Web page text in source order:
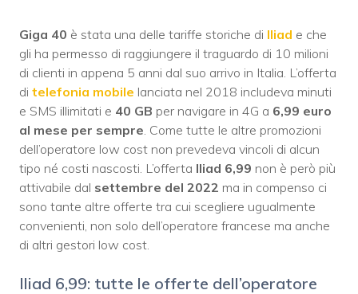
Giga 40 è stata una delle tariffe storiche di Iliad e che
gli ha permesso di raggiungere il traguardo di 10 milioni
di clienti in appena 5 anni dal suo arrivo in Italia. L’offerta
di telefonia mobile lanciata nel 2018 includeva minuti
e SMS illimitati e 40 GB per navigare in 4G a 6,99 euro
al mese per sempre . Come tutte le altre promozioni
dell’operatore low cost non prevedeva vincoli di alcun
tipo né costi nascosti. L’offerta Iliad 6,99 non è però più
attivabile dal settembre del 2022 ma in compenso ci
sono tante altre offerte tra cui scegliere ugualmente
convenienti, non solo dell’operatore francese ma anche
di altri gestori low cost.
Iliad 6,99: tutte le offerte dell’operatore